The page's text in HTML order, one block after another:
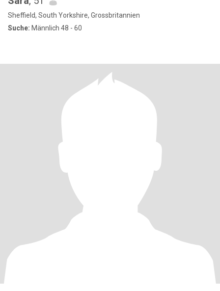
Sheffield, South Yorkshire, Grossbritannien
Suche: Männlich 48 - 60